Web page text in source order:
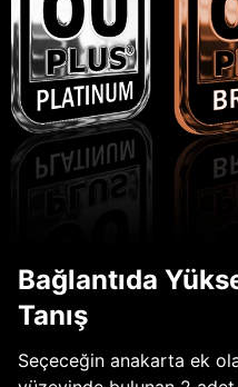
Bağlantıda
Tanış
Seçeceğin anakarta ek